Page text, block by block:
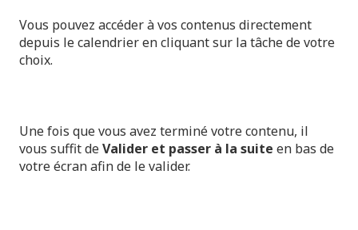
Vous pouvez accéder à vos contenus directement
depuis le calendrier en cliquant sur la tâche de votre
choix.
Une fois que vous avez terminé votre contenu, il
vous suffit deValider et passer à la suite en bas de
votre écran afin de le valider.